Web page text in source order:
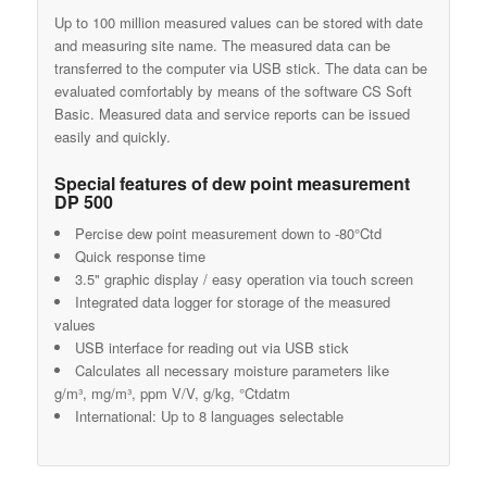
Up to 100 million measured values can be stored with date
and measuring site name. The measured data can be
transferred to the computer via USB stick. The data can be
evaluated comfortably by means of the software CS Soft
Basic. Measured data and service reports can be issued
easily and quickly.
Special features of dew point measurement
DP 500
Percise dew point measurement down to -80°Ctd
Quick response time
3.5" graphic display / easy operation via touch screen
Integrated data logger for storage of the measured
values
USB interface for reading out via USB stick
Calculates all necessary moisture parameters like
g/m³, mg/m³, ppm V/V, g/kg, °Ctdatm
International: Up to 8 languages selectable